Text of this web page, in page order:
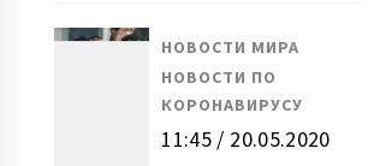
НОВОСТИ МИРА
НОВОСТИ ПО
КОРОНАВИРУСУ
11:45 / 20.05.2020